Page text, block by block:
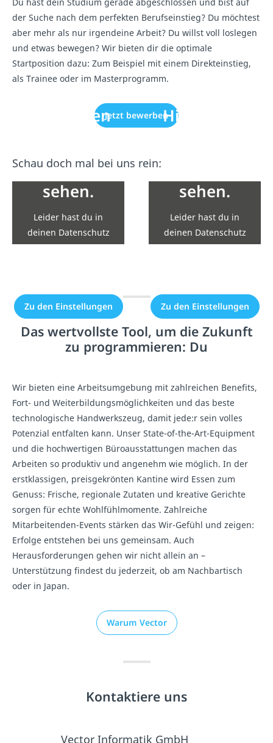
der Suche nach dem perfekten Berufseinstieg? Du möchtest
aber mehr als nur irgendeine Arbeit? Du willst voll loslegen
und etwas bewegen? Wir bieten dir die optimale
Startposition dazu: Zum Beispiel mit einem Direkteinstieg,
als Trainee oder im Masterprogramm.
Jetzt bewerben
Schau doch mal bei uns rein:
Hier wären
eigentlich
Inhalte von
YouTube zu
sehen.
Leider hast du in
deinen Datenschutz
Einstellungen die
Zu den Einstellungen
Hier wären
eigentlich
YouTube zu
sehen.
Leider hast du in
deinen Datenschutz
Einstellungen die
Zu den Einstellungen
Das wertvollste Tool, um die Zukunft
zu programmieren: Du
Wir bieten eine Arbeitsumgebung mit zahlreichen Benefits,
Fort- und Weiterbildungsmöglichkeiten und das beste
technologische Handwerkszeug, damit jede:r sein volles
Potenzial entfalten kann. Unser State-of-the-Art-Equipment
und die hochwertigen Büroausstattungen machen das
Arbeiten so produktiv und angenehm wie möglich. In der
erstklassigen, preisgekrönten Kantine wird Essen zum
Genuss: Frische, regionale Zutaten und kreative Gerichte
sorgen für echte Wohlfühlmomente. Zahlreiche
Mitarbeitenden-Events stärken das Wir-Gefühl und zeigen:
Erfolge entstehen bei uns gemeinsam. Auch
Herausforderungen gehen wir nicht allein an –
Unterstützung findest du jederzeit, ob am Nachbartisch
oder in Japan.
Warum Vector
Kontaktiere uns
Vector Informatik GmbH